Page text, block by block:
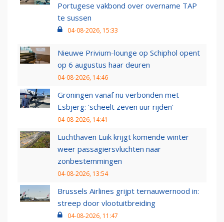
Portugese vakbond over overname TAP
te sussen
04-08-2026, 15:33
Nieuwe Privium-lounge op Schiphol opent
op 6 augustus haar deuren
04-08-2026, 14:46
Groningen vanaf nu verbonden met
Esbjerg: 'scheelt zeven uur rijden'
04-08-2026, 14:41
Luchthaven Luik krijgt komende winter
weer passagiersvluchten naar
zonbestemmingen
04-08-2026, 13:54
Brussels Airlines grijpt ternauwernood in:
streep door vlootuitbreiding
04-08-2026, 11:47